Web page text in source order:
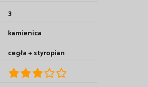
3
kamienica
cegła + styropian